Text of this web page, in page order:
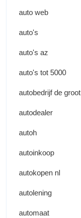
auto web
auto's
auto's az
auto's tot 5000
autobedrijf de groot
autodealer
autoh
autoinkoop
autokopen nl
autolening
automaat